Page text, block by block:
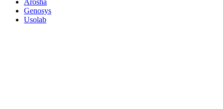
Arosha
Genosys
Usolab